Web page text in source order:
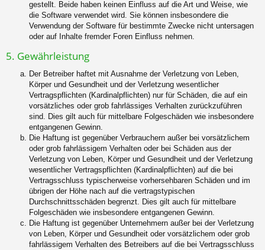
gestellt. Beide haben keinen Einfluss auf die Art und Weise, wie
die Software verwendet wird. Sie können insbesondere die
Verwendung der Software für bestimmte Zwecke nicht untersagen
oder auf Inhalte fremder Foren Einfluss nehmen.
5. Gewährleistung
Der Betreiber haftet mit Ausnahme der Verletzung von Leben,
Körper und Gesundheit und der Verletzung wesentlicher
Vertragspflichten (Kardinalpflichten) nur für Schäden, die auf ein
vorsätzliches oder grob fahrlässiges Verhalten zurückzuführen
sind. Dies gilt auch für mittelbare Folgeschäden wie insbesondere
entgangenen Gewinn.
Die Haftung ist gegenüber Verbrauchern außer bei vorsätzlichem
oder grob fahrlässigem Verhalten oder bei Schäden aus der
Verletzung von Leben, Körper und Gesundheit und der Verletzung
wesentlicher Vertragspflichten (Kardinalpflichten) auf die bei
Vertragsschluss typischerweise vorhersehbaren Schäden und im
übrigen der Höhe nach auf die vertragstypischen
Durchschnittsschäden begrenzt. Dies gilt auch für mittelbare
Folgeschäden wie insbesondere entgangenen Gewinn.
Die Haftung ist gegenüber Unternehmern außer bei der Verletzung
von Leben, Körper und Gesundheit oder vorsätzlichem oder grob
fahrlässigem Verhalten des Betreibers auf die bei Vertragsschluss